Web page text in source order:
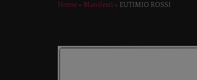
Home - Manifesti - EUTIMIO ROSSI